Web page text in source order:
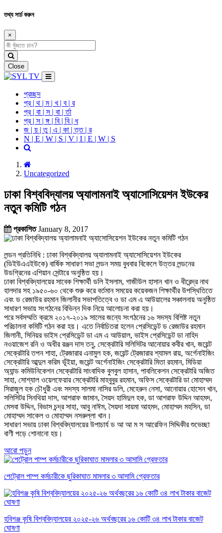
তথ্য সার্চ করুন
×
Close
প্রচ্ছদ
প্র | থ | ম | খ | ব | র
প্র | বা | স | বা | র্তা
প্র | স | ঙ্গ | বি | বি | ধ
জ | য় | তু | এ | কা | ত্ত | র
N | E | W | S | V | I | E | W | S
Uncategorized
ঢাকা বিশ্ববিদ্যালয় অ্যালামনাই অ্যাসোসিয়েশন ইউকের
নতুন কমিটি গঠন
প্রকাশিতJanuary 8, 2017
লন্ডন প্রতিনিধি : ঢাকা বিশ্ববিদ্যালয় অ্যালামনাই অ্যাসোসিয়েশন ইউকের
(ডিইউএএইউকে) বার্ষিক সাধারণ সভা লন্ডন সময় বুধবার বিকেলে উত্তর লন্ডনের
উডগ্রিনের এশিয়ান সেন্টারে অনুষ্ঠিত হয়।
ঢাকা বিশ্ববিদ্যালয়ের সাবেক শিক্ষার্থী ডলি ইসলাম, গাজীউল হাসান খান ও ধীরেন্দ্র নাথ
হালদার সহ ১৯৫০-৬০ থেকে শুরু করে বর্তমান সময়ের কয়েকজন শিক্ষার্থীর উপস্থিতিতে
এবং ড রেজাউর রহমান জিলানীর সভাপতিত্বে ও ডা এম এ আউয়ালের সঞ্চালনায় অনুষ্ঠিত
সাধারণ সভায় সংগঠনের বিভিন্ন দিক নিয়ে আলোচনা করা হয়।
পরে সর্বসম্মতি ক্রমে ২০১৭-২০১৯ সালের জন্যে সংগঠনের ১৬ সদস্য বিশিষ্ট নতুন
পরিচালনা কমিটি গঠন করা হয়। এতে নির্বাচিতরা হলেন প্রেসিডেন্ট ড রেজাউর রহমান
জিলানী, সিনিয়র ভাইস প্রেসিডেন্ট ডা এম এ আউয়াল, ভাইস প্রেসিডেন্ট ডা নাহিদ
নওয়াজেশ রনি ও অধীর রঞ্জন দাস তনু, সেক্রেটারি সলিসিটর আনোয়ার কবীর খান, জয়েন্ট
সেক্রেটারি তপন শাহা, ট্রেজারার এনামুল হক, জয়েন্ট ট্রেজারার শ্যামল রায়, অর্গেনাইজিং
সেক্রেটারি আব্দুল করিম ভূঁইয়া, জয়েন্ট অর্গেনাইজিং সেক্রেটারি মিতা রহমান, মিডিয়া
অ্যান্ড কমিউনিকেশন সেক্রেটারি সাংবাদিক বুলবুল হাসান, পাবলিকেশন সেক্রেটারি অজিত
সাহা, সোশ্যাল ওয়েলফেয়ার সেক্রেটারি মাহবুবুর রহমান, অফিস সেক্রেটারি ডা মোহাম্মদ
সিরাজুল হক চৌধুরী এবং সদস্য সালমা নাসির ডলি, মেহেরুন নেসা, আনোয়ার হোসেন খান,
সলিসিটর সিনথিয়া দাস, আশরাফ জামান, সৈয়দ হামিদুল হক, ডা আশরাফ উদ্দিন আহমদ,
মেসবা উদ্দিন, বিভাস চন্দ্র সাহা, আবু নাঈম, সৈয়দা সায়মা আহমদ, মোহাম্মদ মহসিন, ডা
মোহাম্মদ সাকেল ও মোহাম্মদ নসরুল্লা খান।
সাধারণ সভায় ঢাকা বিশ্ববিদ্যালয়ের উপাচার্য ড আ আ ম স আরেফিন সিদ্দিকীর শুভেচ্ছা
বাণী পড়ে শোনানো হয়।
আরো পড়ুন
পেট্রোল পাম্প কর্মচারীকে ছুরিকাঘাত মামলার ৩ আসামি গ্রেফতার
হবিগঞ্জ কৃষি বিশ্ববিদ্যালয়ের ২০২৫-২৬ অর্থবছরের ১৬ কোটি ৩৪ লাখ টাকার বাজেট
ঘোষণা